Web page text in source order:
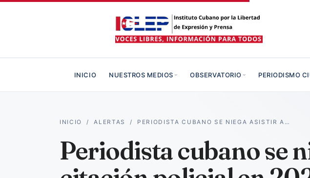
INICIO NUESTROS MEDIOS OBSERVATORIO PERIODISMO
INICIO /ALERTAS / PERIODISTA CUBANO SE NIEGA ASISTIR A…
Periodista cubano se